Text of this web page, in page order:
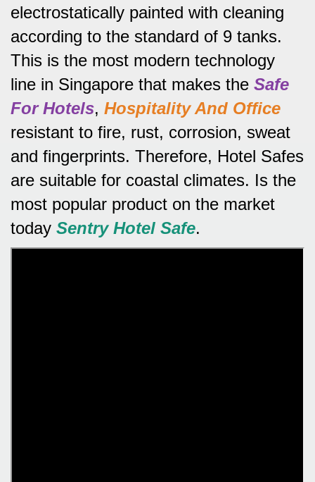
electrostatically painted with cleaning
according to the standard of 9 tanks.
This is the most modern technology
line in Singapore that makes the Safe
For Hotels, Hospitality And Office
resistant to fire, rust, corrosion, sweat
and fingerprints. Therefore, Hotel Safes
are suitable for coastal climates. Is the
most popular product on the market
today Sentry Hotel Safe.